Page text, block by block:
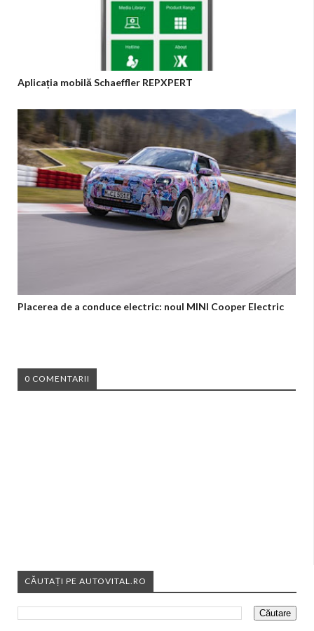
Aplicația mobilă Schaeffler REPXPERT
Placerea de a conduce electric: noul MINI Cooper Electric
0 COMENTARII
CĂUTAȚI PE AUTOVITAL.RO